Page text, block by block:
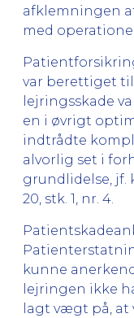
afklemningen
med
var berettiget
lejringsskade
en i øvrigt
indtrådte
alvorlig set i
grundlidelse, jf.
20, stk. 1, nr. 4.
kunne
lejringen ikke
lagt vægt på,